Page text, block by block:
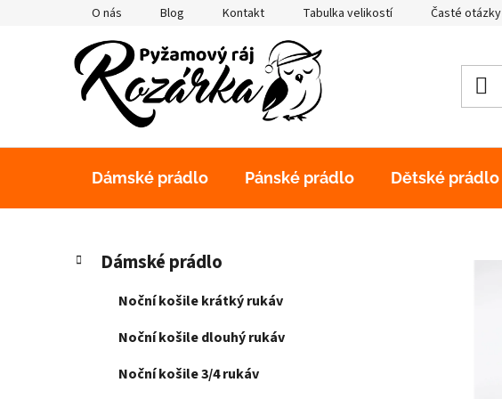
O nás Blog Kontakt Tabulka velikostí Časté otázky
Dámské prádlo Pánské prádlo Dětské prádlo
P
Přeskočit
kategorie
K
a
Dámské prádlo
Noční košile krátký rukáv
Noční košile dlouhý rukáv
Noční košile 3/4 rukáv